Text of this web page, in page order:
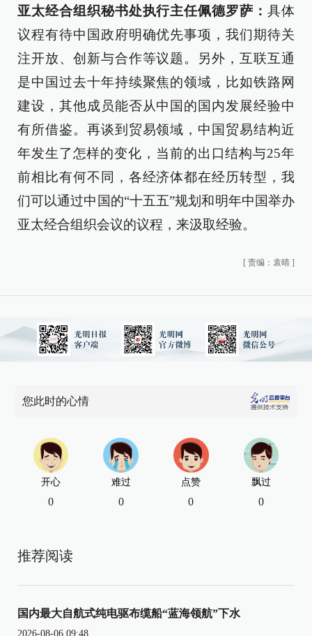
亚太经合组织秘书处执行主任佩德罗萨：具体
议程有待中国政府明确优先事项，我们期待关
注开放、创新与合作等议题。另外，互联互通
是中国过去十年持续聚焦的领域，比如铁路网
建设，其他成员能否从中国的国内发展经验中
有所借鉴。再谈到贸易领域，中国贸易结构近
年发生了怎样的变化，当前的出口结构与25年
前相比有何不同，各经济体都在经历转型，我
们可以通过中国的“十五五”规划和明年中国举办
亚太经合组织会议的议程，来汲取经验。
[ 责编：袁晴 ]
您此时的心情
开心
0
难过
0
点赞
0
飘过
0
推荐阅读
国内最大自航式纯电驱布缆船“蓝海领航”下水
2026-08-06 09:48